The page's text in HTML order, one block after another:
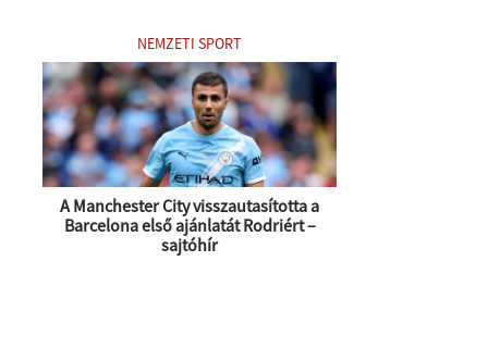
NEMZETI SPORT
A Manchester City visszautasította a
Barcelona első ajánlatát Rodriért –
sajtóhír